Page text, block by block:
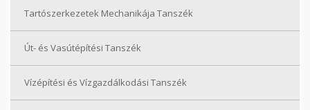
Tartószerkezetek Mechanikája Tanszék
Út- és Vasútépítési Tanszék
Vízépítési és Vízgazdálkodási Tanszék